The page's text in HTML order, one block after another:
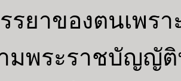
รยาของตนเพ
มพระราชบัญญัติ